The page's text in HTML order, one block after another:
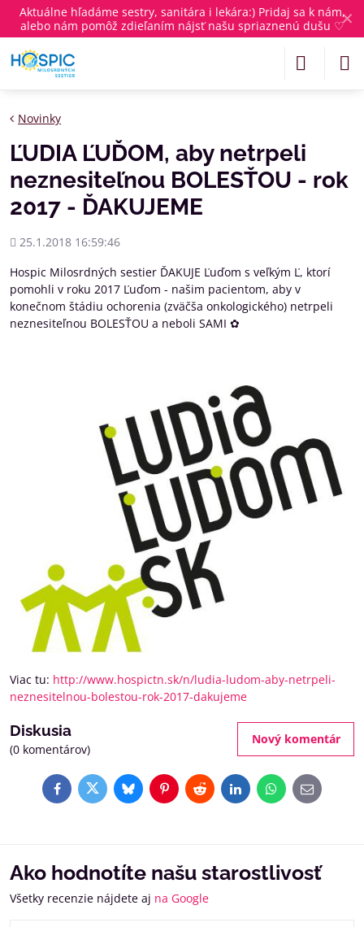
✕
Aktuálne hľadáme sestry, sanitára i lekára:) Pridaj sa k nám,
alebo nám pomôž zdieľaním nájsť našu spriaznenú dušu ♡
Novinky
ĽUDIA ĽUĎOM, aby netrpeli
neznesiteľnou BOLESŤOU - rok
2017 - ĎAKUJEME
Pridané
25.1.2018 16:59:46
Hospic Milosrdných sestier ĎAKUJE Ľuďom s veľkým Ľ, ktorí
pomohli v roku 2017 Ľuďom - našim pacientom, aby v
konečnom štádiu ochorenia (zväčša onkologického) netrpeli
neznesiteľnou BOLESŤOU a neboli SAMI ✿
Viac tu: http://www.hospictn.sk/n/ludia-ludom-aby-netrpeli-
neznesitelnou-bolestou-rok-2017-dakujeme
Diskusia
(0 komentárov)
Nový komentár
FacebookTwitterBlueskyPinterestRedditLinkedInWhatsApp
E-
mail
Ako hodnotíte našu starostlivosť
Všetky recenzie nájdete aj na Google